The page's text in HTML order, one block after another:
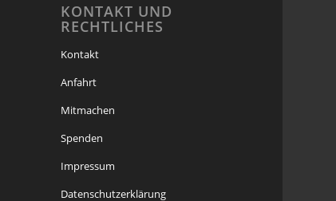
KONTAKT UND
RECHTLICHES
Kontakt
Anfahrt
Mitmachen
Spenden
Impressum
Datenschutzerklärung